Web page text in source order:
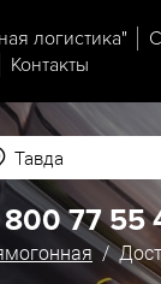
логистика"
Контакты
Тавда
77 55
/